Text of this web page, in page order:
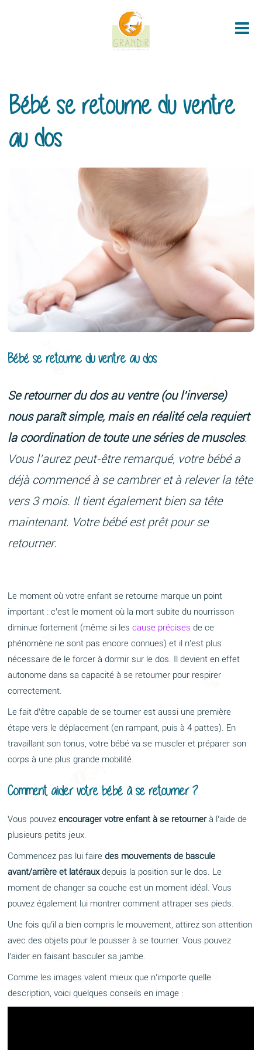
Bébé se retourne du ventre
au dos
Bébé se retourne du ventre au dos
Se retourner du dos au ventre (ou l’inverse)
nous paraît simple, mais en réalité cela requiert
la coordination de toute une séries de muscles.
Vous l’aurez peut-être remarqué, votre bébé a
déjà commencé à se cambrer et à relever la tête
vers 3 mois. Il tient également bien sa tête
maintenant. Votre bébé est prêt pour se
retourner.
Le moment où votre enfant se retourne marque un point
important : c’est le moment où la mort subite du nourrisson
diminue fortement (même si lescause précises de ce
phénomène ne sont pas encore connues) et il n’est plus
nécessaire de le forcer à dormir sur le dos. Il devient en effet
autonome dans sa capacité à se retourner pour respirer
correctement.
Le fait d’être capable de se tourner est aussi une première
étape vers le déplacement (en rampant, puis à 4 pattes). En
travaillant son tonus, votre bébé va se muscler et préparer son
corps à une plus grande mobilité.
Comment aider votre bébé à se retourner ?
Vous pouvezencourager votre enfant à se retournerà l’aide de
plusieurs petits jeux.
Commencez pas lui fairedes mouvements de bascule
avant/arrière et latérauxdepuis la position sur le dos. Le
moment de changer sa couche est un moment idéal. Vous
pouvez également lui montrer comment attraper ses pieds.
Une fois qu’il a bien compris le mouvement, attirez son attention
avec des objets pour le pousser à se tourner. Vous pouvez
l’aider en faisant basculer sa jambe.
Comme les images valent mieux que n’importe quelle
description, voici quelques conseils en image :